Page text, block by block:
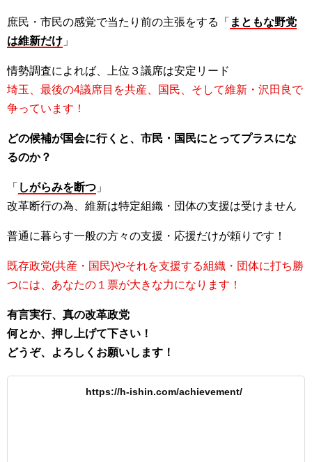
庶民・市民の感覚で当たり前の主張をする「 まともな野党
は維新だけ 」
情勢調査によれば、上位３議席は安定リード
埼玉、最後の4議席目を共産、国民、そして維新・沢田良で
争っています！
どの候補が国会に行くと、市民・国民にとってプラスにな
るのか？
「 しがらみを断つ 」
改革断行の為、維新は特定組織・団体の支援は受けません
普通に暮らす一般の方々の支援・応援だけが頼りです！
既存政党(共産・国民)やそれを支援する組織・団体に打ち勝
つには、あなたの１票が大きな力になります！
有言実行、真の改革政党
何とか、押し上げて下さい！
どうぞ、よろしくお願いします！
https://h-ishin.com/achievement/